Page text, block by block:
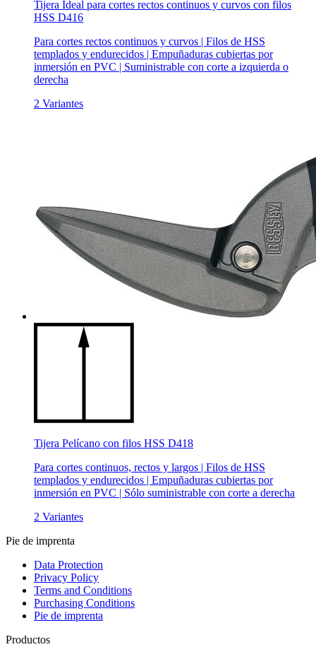
Tijera Ideal para cortes rectos continuos y curvos con filos
HSS D416
Para cortes rectos continuos y curvos | Filos de HSS
templados y endurecidos | Empuñaduras cubiertas por
inmersión en PVC | Suministrable con corte a izquierda o
derecha
2 Variantes
Tijera Pelícano con filos HSS D418
Para cortes continuos, rectos y largos | Filos de HSS
templados y endurecidos | Empuñaduras cubiertas por
inmersión en PVC | Sólo suministrable con corte a derecha
2 Variantes
Pie de imprenta
Data Protection
Privacy Policy
Terms and Conditions
Purchasing Conditions
Pie de imprenta
Productos